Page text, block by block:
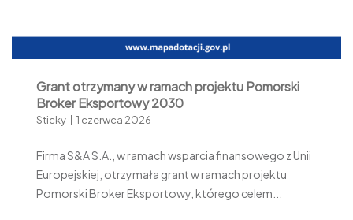
Grant otrzymany w ramach projektu Pomorski
Broker Eksportowy 2030
Sticky 1 czerwca 2026
Firma S&A S.A., w ramach wsparcia finansowego z Unii
Europejskiej, otrzymała grant w ramach projektu
Pomorski Broker Eksportowy, którego celem...